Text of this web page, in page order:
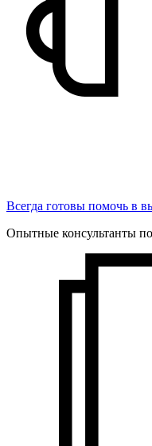
Всегда готовы помочь в
Опытные консультанты